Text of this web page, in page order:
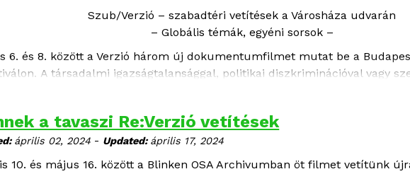
Szub/Verzió – szabadtéri vetítések a Városháza udvarán
– Globális témák, egyéni sorsok –
6. és 8. között a Verzió három új dokumentumfilmet mutat be a
A társadalmi igazságtalansággal, politikai diszkriminációval vagy
e kérdésekre.
a tavaszi Re:Verzió vetítések
április 02, 2024 - Updated:április 17, 2024
10. és május 16. között a Blinken OSA Archivumban öt filmet vetítünk